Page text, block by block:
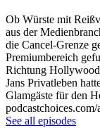
Ob Würste mit
aus der
die Cancel-Grenze
Premiumbereich
Richtung
Jans Privatleben
Glamgäste für den
podcastchoices.com/
See all episodes